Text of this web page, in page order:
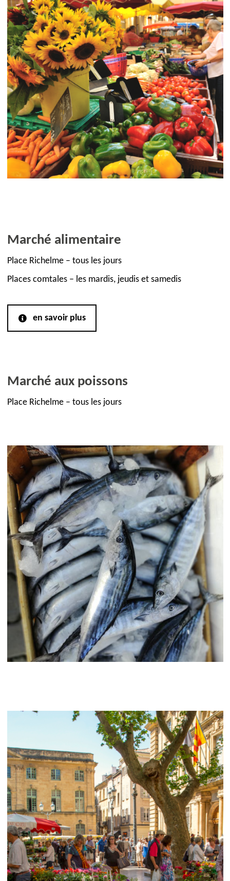
Marché alimentaire
Place Richelme – tous les jours
Places comtales – les mardis, jeudis et samedis
en savoir plus
Marché aux poissons
Place Richelme – tous les jours